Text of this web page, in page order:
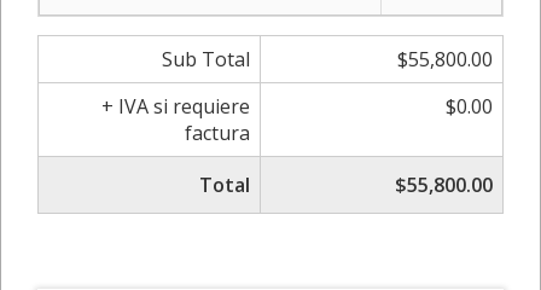
Sub Total
$55,800.00
+ IVA si requiere
factura
$0.00
Total $55,800.00